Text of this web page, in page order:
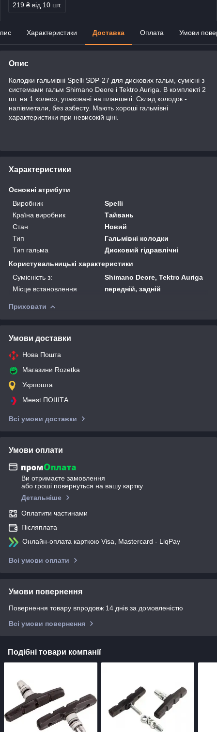
219 ₴ від 10 шт.
Характеристики Доставка Оплата Умови
Опис
Колодки гальмівні Spelli SDP-27 для дискових гальм, сумісні з
системами гальм Shimano Deore і Tektro Auriga. В комплекті 2
шт. на 1 колесо, упаковані на планшеті. Склад колодок -
напівметали, без азбесту. Мають хороші гальмівні
характеристики при невисокій ціні.
Характеристики
Основні атрибути
Виробник
Spelli
Країна виробник
Тайвань
Стан
Новий
Тип
Гальмівні колодки
Тип гальма
Дисковий гідравлічні
Користувальницькі характеристики
Сумісність з:
Shimano Deore, Tektro Auriga
Місце встановлення
передній, задній
Приховати
Умови доставки
Нова Пошта
Магазини Rozetka
Укрпошта
Meest ПОШТА
Всі умови доставки
Умови оплати
Ви отримаєте замовлення
або гроші повернуться на вашу картку
Детальніше
Оплатити частинами
Післяплата
Онлайн-оплата карткою Visa, Mastercard - LiqPay
Всі умови оплати
Умови повернення
Повернення товару впродовж 14 днів за домовленістю
Всі умови повернення
Подібні товари компанії